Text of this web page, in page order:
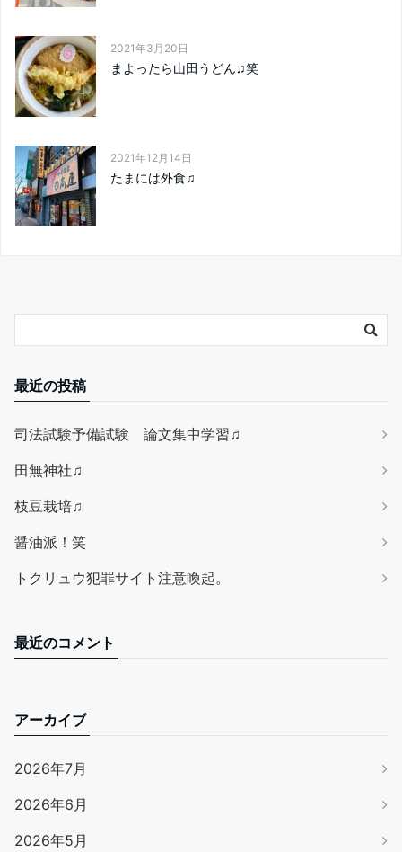
2021年3月20日
まよったら山田うどん♫笑
2021年12月14日
たまには外食♫
最近の投稿
司法試験予備試験 論文集中学習♫
田無神社♫
枝豆栽培♫
醤油派！笑
トクリュウ犯罪サイト注意喚起。
最近のコメント
アーカイブ
2026年7月
2026年6月
2026年5月